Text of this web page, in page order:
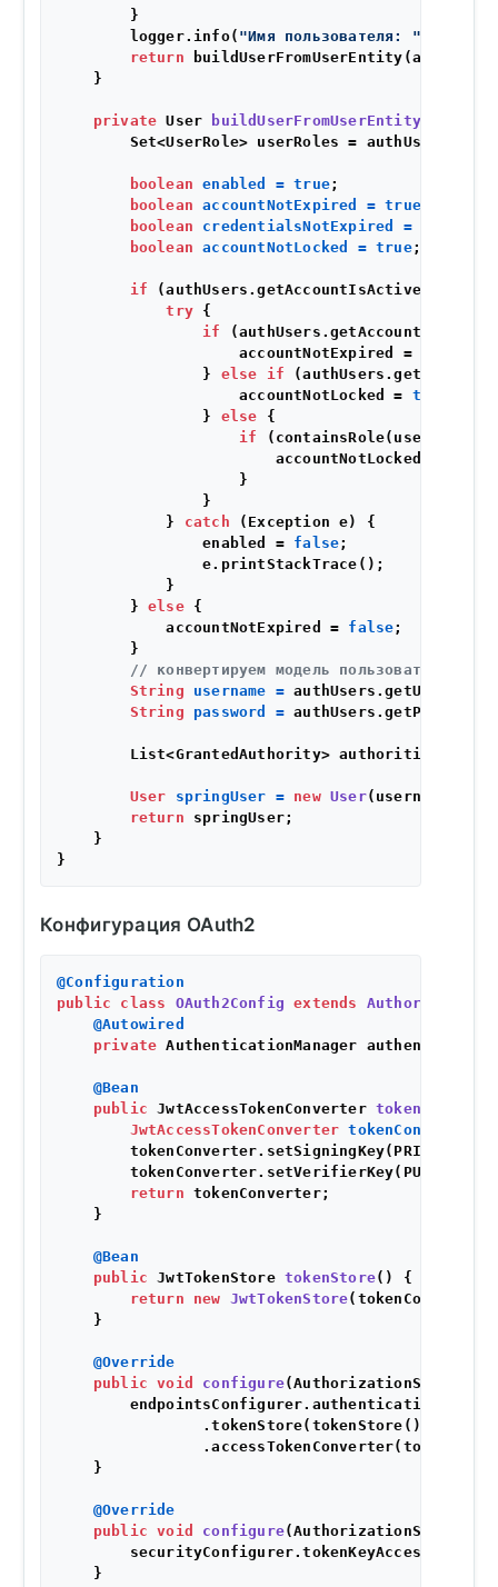
        }
        logger.info(
"Имя пользователя: "
return
    }
private User buildUserFromUserEntity
Set<UserRole> userRoles =
boolean enabled = true;
boolean
accountNotExpired = true
boolean
credentialsNotExpired =
boolean
accountNotLocked = true;
if (authUsers.getAccountIsActive()) {
try {
if
                    accountNotExpired =
                }
else if
                    accountNotLocked =
true
                }
else {
if (containsRole(userRoles,
                        accountNotLocked =
                    }
                }
            }
catch (Exception e) {
                enabled =
false;
                e.printStackTrace();
            }
        }
else {
            accountNotExpired =
false;
        }
// конвертируем модель пользователя в
String
username =
String
password =
List<GrantedAuthority> authorities =
User springUser = new User(username,
return springUser;
    }
Конфигурация OAuth2
@Configuration
public
class OAuth2Config extends
@Autowired
private AuthenticationManager
@Bean
public JwtAccessTokenConverter
JwtAccessTokenConverter tokenConverter
return tokenConverter;
    }
@Bean
public JwtTokenStore tokenStore()
{
return
new JwtTokenStore
    }
@Override
public
void configure
                .tokenStore(tokenStore())
    }
@Override
public
void configure
        securityConfigurer.tokenKeyAccess(
    }